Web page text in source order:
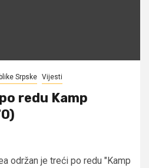
Srpske Vijesti
redu Kamp
održan je treći po redu "Kamp